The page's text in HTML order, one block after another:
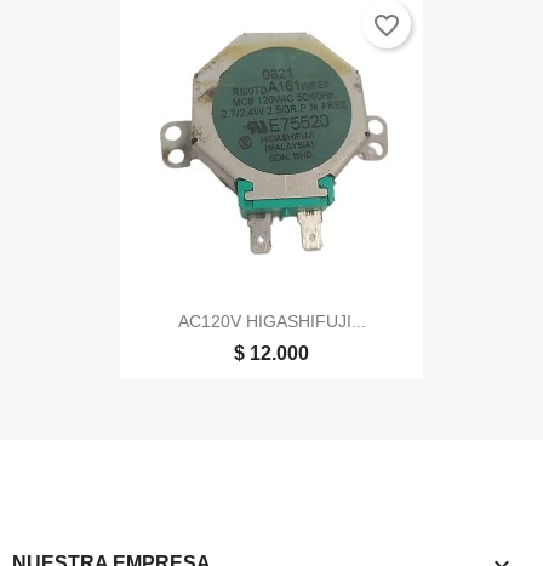
AC120V HIGASHIFUJI...
$ 12.000
favorite_border